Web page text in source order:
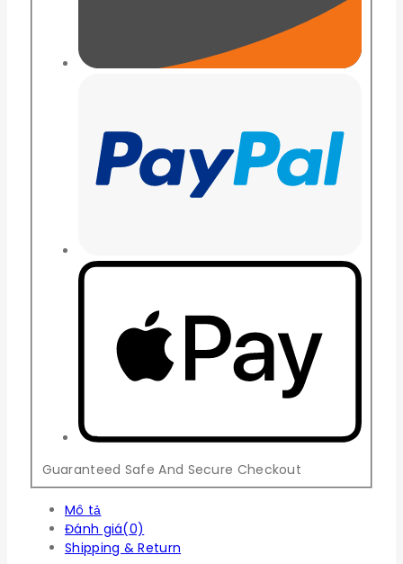
Guaranteed Safe And Secure Checkout
Mô tả
Đánh giá(0)
Shipping & Return